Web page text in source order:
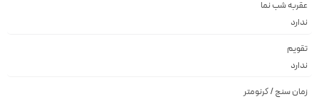
عقربه شب نما
ندارد
تقویم
ندارد
زمان سنج / کرنومتر